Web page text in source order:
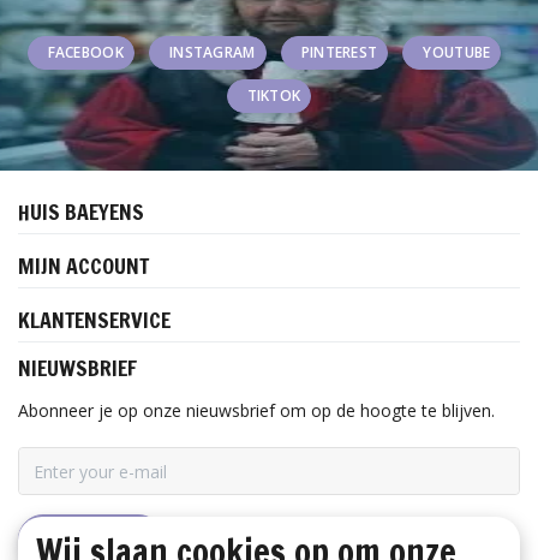
FACEBOOK INSTAGRAM PINTEREST YOUTUBE
TIKTOK
HUIS BAEYENS
MIJN ACCOUNT
KLANTENSERVICE
NIEUWSBRIEF
Abonneer je op onze nieuwsbrief om op de hoogte te blijven.
ABONNEER